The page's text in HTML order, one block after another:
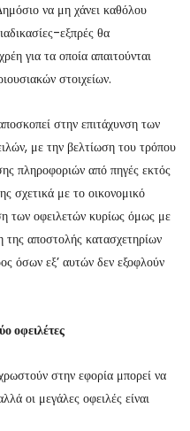
να μη χάνει καθόλου
εξπρές θα
για τα οποία απαιτούνται
στοιχείων.
στην επιτάχυνση των
με την βελτίωση του τρόπου
πληροφοριών από πηγές εκτός
σχετικά με το οικονομικό
των οφειλετών κυρίως όμως με
της αποστολής κατασχετηρίων
όσων εξ’ αυτών δεν εξοφλούν
οφειλέτες
στην εφορία μπορεί να
οι μεγάλες οφειλές είναι